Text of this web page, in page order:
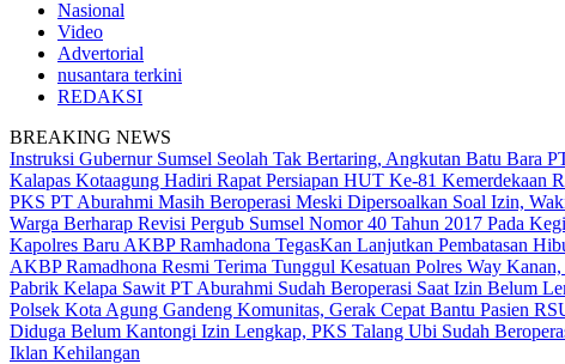
Nasional
Video
Advertorial
nusantara terkini
REDAKSI
BREAKING NEWS
Instruksi Gubernur Sumsel Seolah Tak Bertaring, Angkutan Batu Bara
Kalapas Kotaagung Hadiri Rapat Persiapan HUT Ke-81 Kemerdekaan
PKS PT Aburahmi Masih Beroperasi Meski Dipersoalkan Soal Izin,
Warga Berharap Revisi Pergub Sumsel Nomor 40 Tahun 2017 Pada
Kapolres Baru AKBP Ramhadona TegasKan Lanjutkan Pembatasan
AKBP Ramadhona Resmi Terima Tunggul Kesatuan Polres Way
Pabrik Kelapa Sawit PT Aburahmi Sudah Beroperasi Saat Izin Belum
Polsek Kota Agung Gandeng Komunitas, Gerak Cepat Bantu Pasien
Diduga Belum Kantongi Izin Lengkap, PKS Talang Ubi Sudah
Iklan Kehilangan